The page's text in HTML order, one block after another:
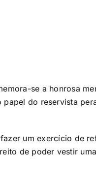
se a honrosa
do reservista
um exercício de
de poder vestir